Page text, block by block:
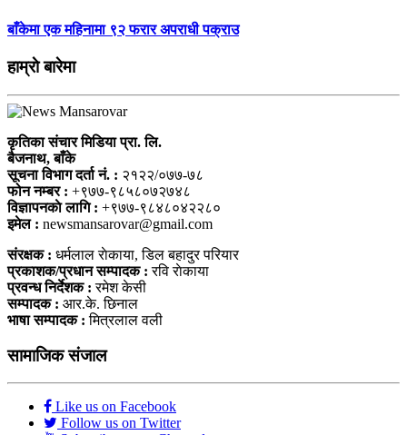
बाँकेमा एक महिनामा ९२ फरार अपराधी पक्राउ
हाम्राे बारेमा
कृतिका संचार मिडिया प्रा. लि.
बैजनाथ, बाँके
सूचना विभाग दर्ता नं. : २१२२/०७७-७८
फोन नम्बर : +९७७-९८५८०७२७४८
विज्ञापनकाे लागि : +९७७-९८४८०४२२८०
इमेल : newsmansarovar@gmail.com
संरक्षक : धर्मलाल राेकाया, डिल बहादुर परियार
प्रकाशक/प्रधान सम्पादक : रवि राेकाया
प्रवन्ध निर्देशक : रमेश केसी
सम्पादक : आर.के. छिनाल
भाषा सम्पादक : मित्रलाल वली
सामाजिक संजाल
Like us on Facebook
Follow us on Twitter